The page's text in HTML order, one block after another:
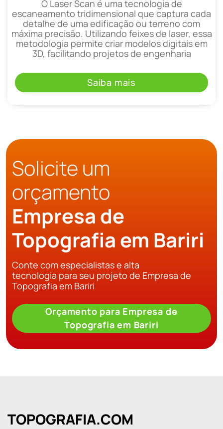
O Laser Scan é uma tecnologia de
escaneamento tridimensional que captura cada
detalhe de uma edificação ou terreno com
máxima precisão. Utilizando feixes de laser, essa
metodologia permite criar modelos digitais em
3D, facilitando projetos de engenharia
Saiba mais
Solicite um
orçamento
Empresa de
Topografia em Bariri
Conte com especialistas e alta
tecnologia para seu projeto de Empresa de
Topografia em Bariri
Orçamento para Empresa de
Topografia em Bariri
TOPOGRAFIA.COM